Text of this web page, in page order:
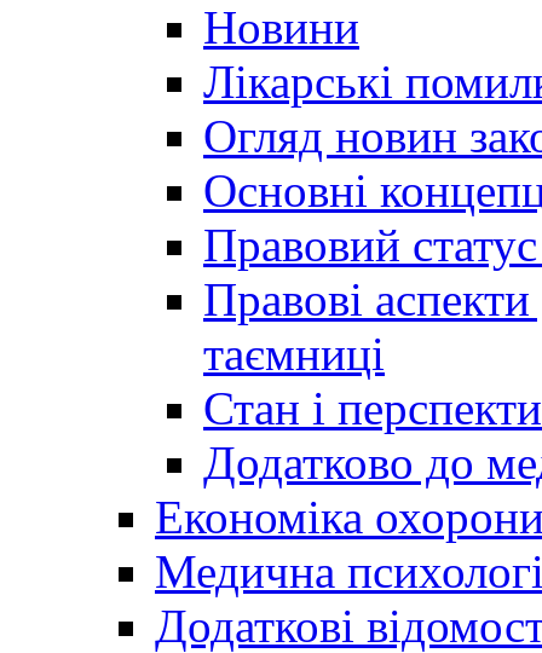
Новини
Лікарські
Огляд новин
Основні
Правовий
Правові
таємниці
Стан і
Додатково до
Економіка
Медична
Додаткові